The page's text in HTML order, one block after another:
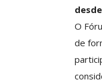
O
de